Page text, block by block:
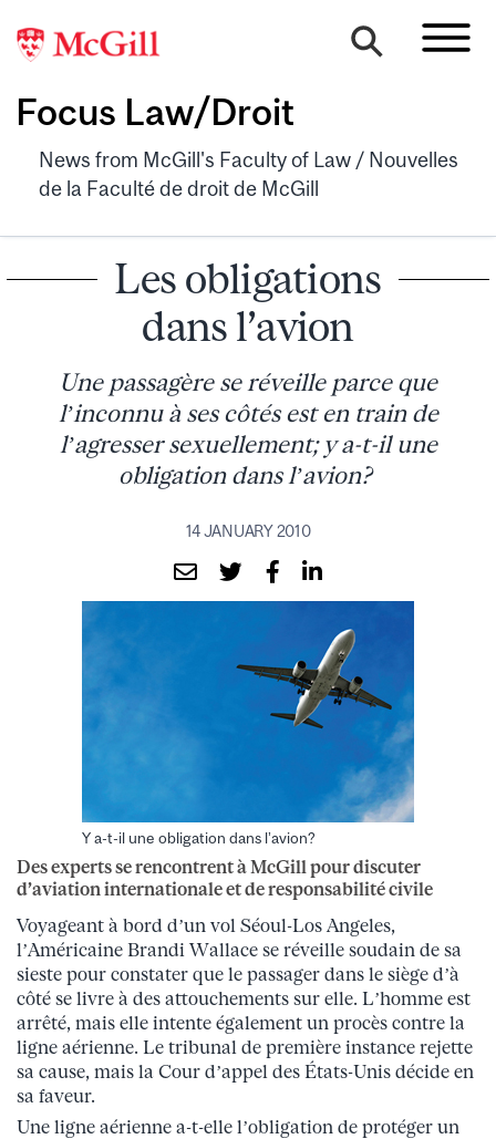
Focus Law/Droit
News from McGill's Faculty of Law / Nouvelles
de la Faculté de droit de McGill
Les obligations
dans l’avion
Une passagère se réveille parce que
l’inconnu à ses côtés est en train de
l’agresser sexuellement; y a-t-il une
obligation dans l’avion?
14 JANUARY 2010
Y a-t-il une obligation dans l’avion?
Des experts se rencontrent à McGill pour discuter
d’aviation internationale et de responsabilité civile
Voyageant à bord d’un vol Séoul-Los Angeles,
l’Américaine Brandi Wallace se réveille soudain de sa
sieste pour constater que le passager dans le siège d’à
côté se livre à des attouchements sur elle. L’homme est
arrêté, mais elle intente également un procès contre la
ligne aérienne. Le tribunal de première instance rejette
sa cause, mais la Cour d’appel des États-Unis décide en
sa faveur.
Une ligne aérienne a-t-elle l’obligation de protéger un